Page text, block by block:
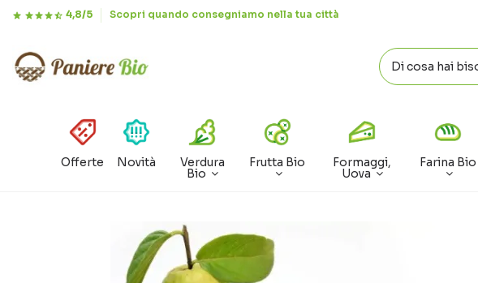
4,8/5 Scopri quando consegniamo nella tua città
Offerte Novità Verdura
Bio
Frutta Bio Formaggi,
Uova
Farina Bio